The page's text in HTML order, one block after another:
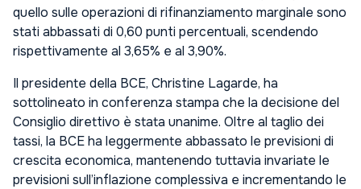
quello sulle operazioni di rifinanziamento marginale sono
stati abbassati di 0,60 punti percentuali, scendendo
rispettivamente al 3,65% e al 3,90%.
Il presidente della BCE, Christine Lagarde, ha
sottolineato in conferenza stampa che la decisione del
Consiglio direttivo è stata unanime. Oltre al taglio dei
tassi, la BCE ha leggermente abbassato le previsioni di
crescita economica, mantenendo tuttavia invariate le
previsioni sull’inflazione complessiva e incrementando le